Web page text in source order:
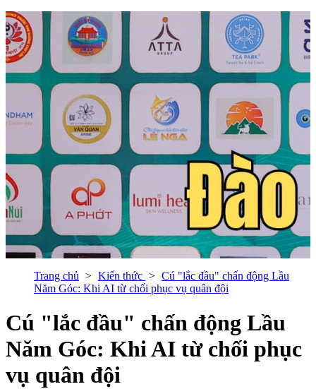
Trang chủ Kiến thức
Cú "lắc đầu" chấn động Lầu
Năm Góc: Khi AI từ chối phục vụ quân đội
Cú "lắc đầu" chấn động Lầu
Năm Góc: Khi AI từ chối phục
vụ quân đội